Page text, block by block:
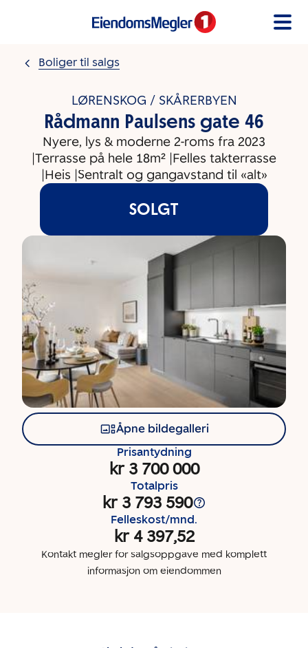
Boliger til salgs
LØRENSKOG / SKÅRERBYEN
Rådmann Paulsens gate 46
Nyere, lys & moderne 2-roms fra 2023
|Terrasse på hele 18m² |Felles takterrasse
|Heis |Sentralt og gangavstand til «alt»
SOLGT
Åpne bildegalleri
Prisantydning
kr 3 700 000
Totalpris
kr 3 793 590
Felleskost/mnd.
kr 4 397,52
Kontakt megler for salgsoppgave med komplett
informasjon om eiendommen